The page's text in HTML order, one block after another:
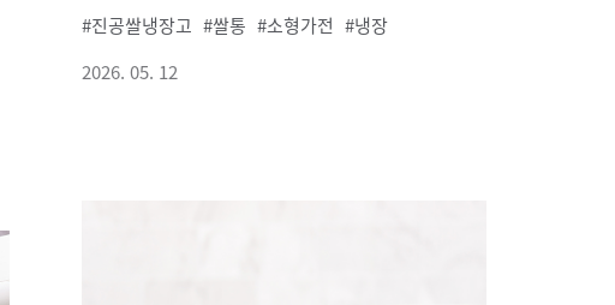
진공쌀냉장고 쌀통 소형가전
냉장
2026. 05. 12